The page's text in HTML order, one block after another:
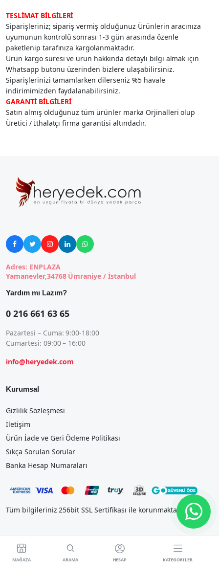
TESLİMAT BİLGİLERİ
Siparişleriniz; sipariş vermiş olduğunuz Ürünlerin aracınıza
uyumunun kontrolü sonrası 1-3 gün arasında özenle
paketlenip tarafınıza kargolanmaktadır.
Ürün kargo süresi ve ürün hakkında detaylı bilgi almak için
Whatsapp butonu üzerinden bizlere ulaşabilirsiniz.
Siparişlerinizi tamamlarken dilerseniz %5 havale
indirimimizden faydalanabilirsiniz.
GARANTİ BİLGİLERİ
Satın almış olduğunuz tüm ürünler marka Orjinalleri olup
Üretici / İthalatçı firma garantisi altındadır.
    
Adres: ENPLAZA
Yamanevler,34768 Ümraniye / İstanbul
Yardım mı Lazım?
0 216 661 63 65
Pazartesi – Cuma: 9:00-18:00
Cumartesi: 09:00 – 16:00
info@heryedek.com
Kurumsal
Gizlilik Sözleşmesi
İletişim
Ürün İade ve Geri Ödeme Politikası
Sıkça Sorulan Sorular
Banka Hesap Numaraları
Tüm bilgileriniz 256bit SSL Sertifikası ile korunmaktadır.
2023 IOSTEK

MAĞAZA

ARAMA

HESAP

KATEGORILER